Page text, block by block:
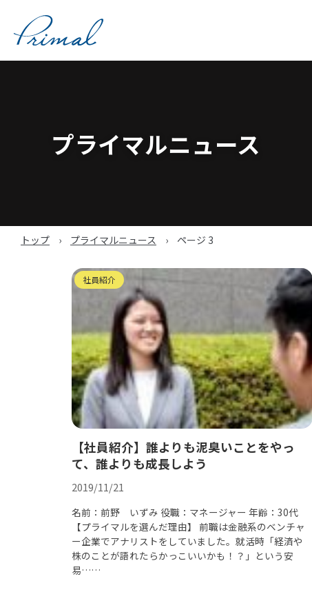
ン
プライマルニュース
トップ › プライマルニュース › ページ 3
社員紹介
【社員紹介】誰よりも泥臭いことをやっ
て、誰よりも成長しよう
2019/11/21
名前：前野 いずみ 役職：マネージャー 年齢：30代
【プライマルを選んだ理由】 前職は金融系のベンチャ
ー企業でアナリストをしていました。就活時「経済や
株のことが語れたらかっこいいかも！？」という安
易……